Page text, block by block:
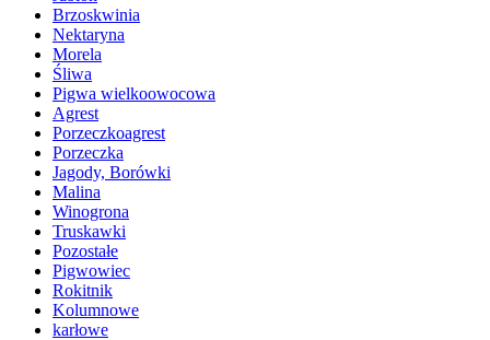
Brzoskwinia
Nektaryna
Morela
Śliwa
Pigwa wielkoowocowa
Agrest
Porzeczkoagrest
Porzeczka
Jagody, Borówki
Malina
Winogrona
Truskawki
Pozostałe
Pigwowiec
Rokitnik
Kolumnowe
karłowe